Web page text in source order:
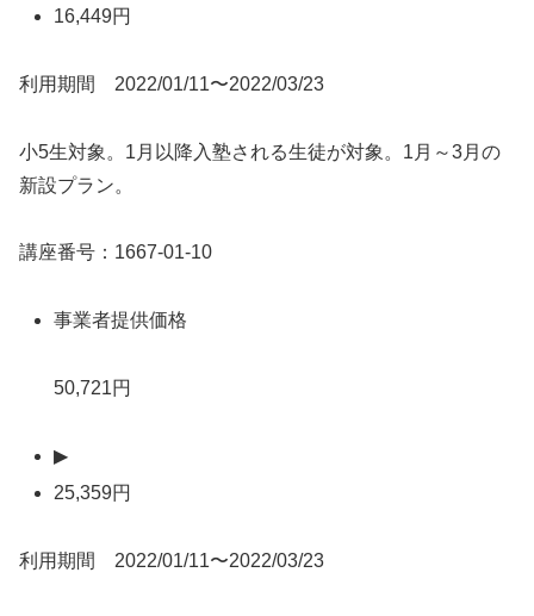
16,449円
利用期間 2022/01/11〜2022/03/23
小5生対象。1月以降入塾される生徒が対象。1月～3月の
新設プラン。
講座番号：1667-01-10
事業者提供価格
50,721円
▶
25,359円
利用期間 2022/01/11〜2022/03/23